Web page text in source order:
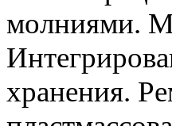
молниями.
хранения.